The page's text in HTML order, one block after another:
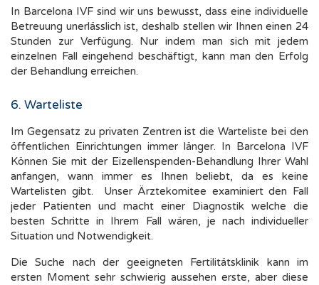
In Barcelona IVF sind wir uns bewusst, dass eine individuelle
Betreuung unerlässlich ist, deshalb stellen wir Ihnen einen 24
Stunden zur Verfügung. Nur indem man sich mit jedem
einzelnen Fall eingehend beschäftigt, kann man den Erfolg
der Behandlung erreichen.
6. Warteliste
Im Gegensatz zu privaten Zentren ist die Warteliste bei den
öffentlichen Einrichtungen immer länger. In Barcelona IVF
Können Sie mit der Eizellenspenden-Behandlung Ihrer Wahl
anfangen, wann immer es Ihnen beliebt, da es keine
Wartelisten gibt. Unser Ärztekomitee examiniert den Fall
jeder Patienten und macht einer Diagnostik welche die
besten Schritte in Ihrem Fall wären, je nach individueller
Situation und Notwendigkeit.
Die Suche nach der geeigneten Fertilitätsklinik kann im
ersten Moment sehr schwierig aussehen erste, aber diese